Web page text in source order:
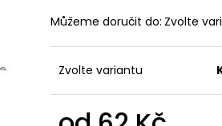
Můžeme doručit do: Zvolte
Zvolte variantu